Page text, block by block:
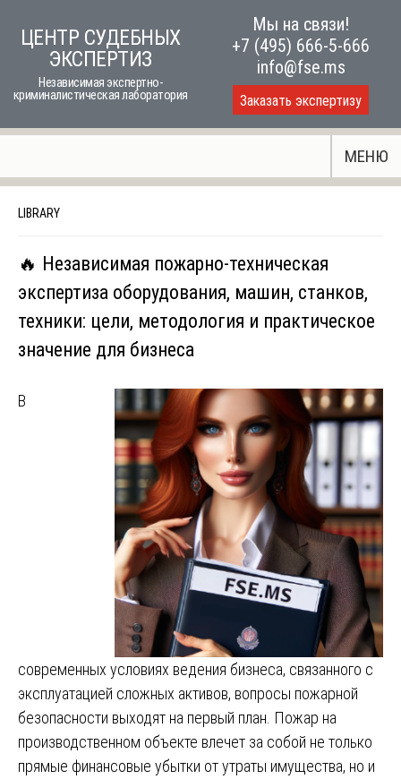
ЦЕНТР СУДЕБНЫХ
ЭКСПЕРТИЗ
Независимая экспертно-
криминалистическая лаборатория
Мы на связи!
+7 (495) 666-5-666
info@fse.ms
Заказать экспертизу
МЕНЮ
LIBRARY
🔥 Независимая пожарно-техническая
экспертиза оборудования, машин, станков,
техники: цели, методология и практическое
значение для бизнеса
В
современных условиях ведения бизнеса, связанного с
эксплуатацией сложных активов, вопросы пожарной
безопасности выходят на первый план. Пожар на
производственном объекте влечет за собой не только
прямые финансовые убытки от утраты имущества, но и